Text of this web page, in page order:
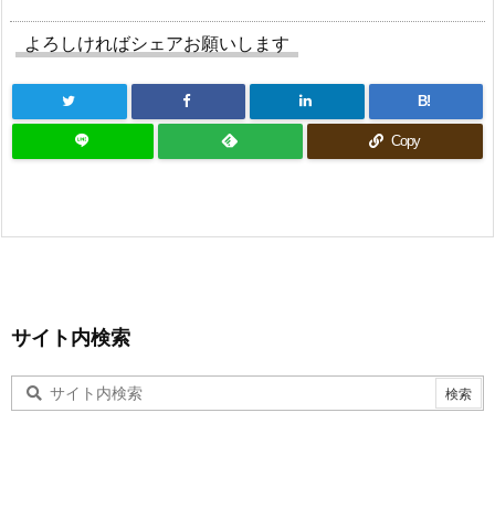
よろしければシェアお願いします
B!
Copy
サイト内検索